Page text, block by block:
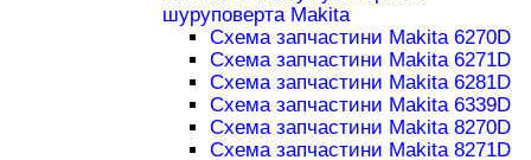
шуруповерта Makita
Схема запчастини Makita 6270D
Схема запчастини Makita 6271D
Схема запчастини Makita 6281D
Схема запчастини Makita 6339D
Схема запчастини Makita 8270D
Схема запчастини Makita 8271D